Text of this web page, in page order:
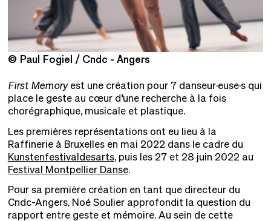
© Paul Fogiel / Cndc - Angers
First Memoryest une création pour 7 danseur·euse·s qui
place le geste au cœur d’une recherche à la fois
chorégraphique, musicale et plastique.
Les premières représentations ont eu lieu à la
Raffinerie à Bruxelles en mai 2022 dans le cadre du
Kunstenfestivaldesarts, puis les 27 et 28 juin 2022 au
Festival Montpellier Danse.
Pour sa première création en tant que directeur du
Cndc-Angers, Noé Soulier approfondit la question du
rapport entre geste et mémoire. Au sein de cette